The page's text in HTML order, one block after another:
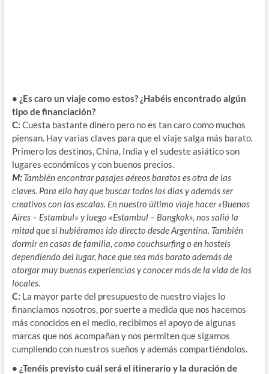
• ¿Es caro un viaje como estos? ¿Habéis encontrado algún
tipo de financiación?
C: Cuesta bastante dinero pero no es tan caro como muchos
piensan. Hay varias claves para que el viaje salga más barato.
Primero los destinos, China, India y el sudeste asiático son
lugares económicos y con buenos precios.
M:También encontrar pasajes aéreos baratos es otra de las
claves. Para ello hay que buscar todos los días y además ser
creativos con las escalas. En nuestro último viaje hacer «Buenos
Aires – Estambul» y luego «Estambul – Bangkok», nos salió la
mitad que si hubiéramos ido directo desde Argentina. También
dormir en casas de familia, como couchsurfing o en hostels
dependiendo del lugar, hace que sea más barato además de
otorgar muy buenas experiencias y conocer más de la vida de los
locales.
C: La mayor parte del presupuesto de nuestro viajes lo
financiamos nosotros, por suerte a medida que nos hacemos
más conocidos en el medio, recibimos el apoyo de algunas
marcas que nos acompañan y nos permiten que sigamos
cumpliendo con nuestros sueños y además compartiéndolos.
• ¿Tenéis previsto cuál será el itinerario y la duración de